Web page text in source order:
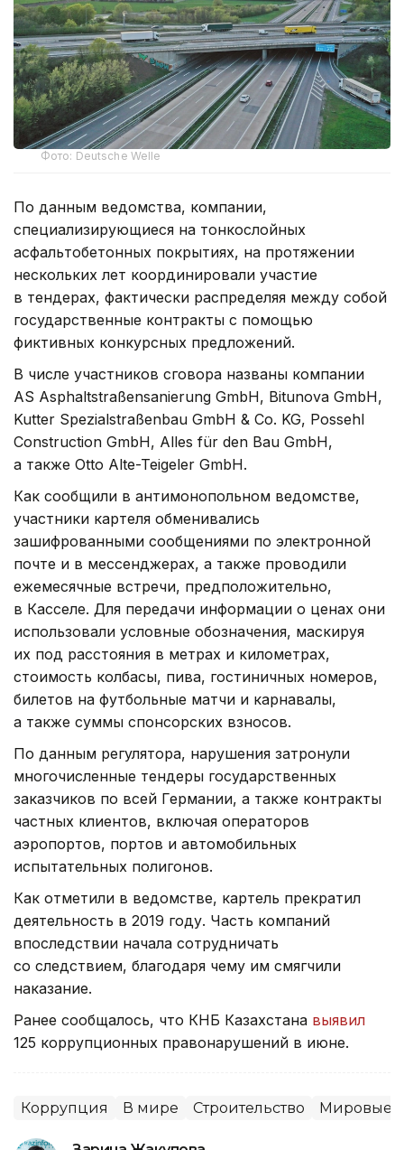
Фото: Deutsche Welle
По данным ведомства, компании,
специализирующиеся на тонкослойных
асфальтобетонных покрытиях, на протяжении
нескольких лет координировали участие
в тендерах, фактически распределяя между собой
государственные контракты с помощью
фиктивных конкурсных предложений.
В числе участников сговора названы компании
AS Asphaltstraßensanierung GmbH, Bitunova GmbH,
Kutter Spezialstraßenbau GmbH & Co. KG, Possehl
Construction GmbH, Alles für den Bau GmbH,
а также Otto Alte-Teigeler GmbH.
Как сообщили в антимонопольном ведомстве,
участники картеля обменивались
зашифрованными сообщениями по электронной
почте и в мессенджерах, а также проводили
ежемесячные встречи, предположительно,
в Касселе. Для передачи информации о ценах они
использовали условные обозначения, маскируя
их под расстояния в метрах и километрах,
стоимость колбасы, пива, гостиничных номеров,
билетов на футбольные матчи и карнавалы,
а также суммы спонсорских взносов.
По данным регулятора, нарушения затронули
многочисленные тендеры государственных
заказчиков по всей Германии, а также контракты
частных клиентов, включая операторов
аэропортов, портов и автомобильных
испытательных полигонов.
Как отметили в ведомстве, картель прекратил
деятельность в 2019 году. Часть компаний
впоследствии начала сотрудничать
со следствием, благодаря чему им смягчили
наказание.
Ранее сообщалось, что КНБ Казахстана выявил
125 коррупционных правонарушений в июне.
Коррупция В мире Строительство Мировые